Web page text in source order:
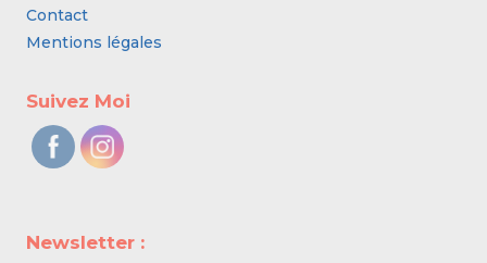
Contact
Mentions légales
Suivez Moi
Newsletter :